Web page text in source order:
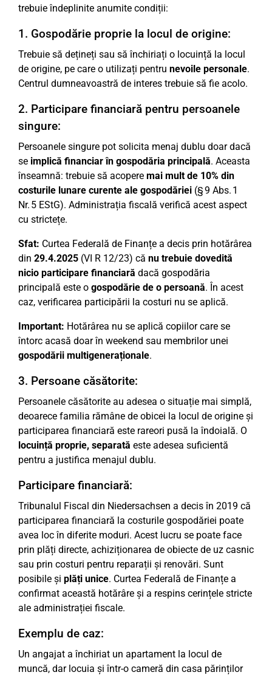
trebuie îndeplinite anumite condiții:
1. Gospodărie proprie la locul de origine:
Trebuie să dețineți sau să închiriați o locuință la locul
de origine, pe care o utilizați pentru nevoile personale.
Centrul dumneavoastră de interes trebuie să fie acolo.
2. Participare financiară pentru persoanele
singure:
Persoanele singure pot solicita menaj dublu doar dacă
se implică financiar în gospodăria principală. Aceasta
înseamnă: trebuie să acopere mai mult de 10% din
costurile lunare curente ale gospodăriei (§ 9 Abs. 1
Nr. 5 EStG). Administrația fiscală verifică acest aspect
cu strictețe.
Sfat: Curtea Federală de Finanțe a decis prin hotărârea
din 29.4.2025 (VI R 12/23) că nu trebuie dovedită
nicio participare financiară dacă gospodăria
principală este o gospodărie de o persoană. În acest
caz, verificarea participării la costuri nu se aplică.
Important: Hotărârea nu se aplică copiilor care se
întorc acasă doar în weekend sau membrilor unei
gospodării multigeneraționale.
3. Persoane căsătorite:
Persoanele căsătorite au adesea o situație mai simplă,
deoarece familia rămâne de obicei la locul de origine și
participarea financiară este rareori pusă la îndoială. O
locuință proprie, separată este adesea suficientă
pentru a justifica menajul dublu.
Participare financiară:
Tribunalul Fiscal din Niedersachsen a decis în 2019 că
participarea financiară la costurile gospodăriei poate
avea loc în diferite moduri. Acest lucru se poate face
prin plăți directe, achiziționarea de obiecte de uz casnic
sau prin costuri pentru reparații și renovări. Sunt
posibile și plăți unice. Curtea Federală de Finanțe a
confirmat această hotărâre și a respins cerințele stricte
ale administrației fiscale.
Exemplu de caz:
Un angajat a închiriat un apartament la locul de
muncă, dar locuia și într-o cameră din casa părinților